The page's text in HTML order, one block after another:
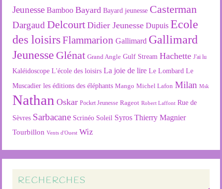
Jeunesse Bamboo Bayard Bayard jeunesse Casterman
Dargaud Delcourt Didier Jeunesse Dupuis Ecole
des loisirsFlammarion Gallimard Gallimard
Jeunesse Glénat Grand Angle Gulf Stream Hachette J'ai lu
Kaléidoscope L'école des loisirs La joie de lire Le Lombard Le
Muscadier les éditions des éléphants Mango Michel Lafon Milan Msk
Nathan Oskar Pocket Jeunesse Rageot Robert Laffont Rue de
Sèvres Sarbacane Scrinéo Soleil Syros Thierry Magnier
Tourbillon Vents d'Ouest Wiz
RECHERCHES